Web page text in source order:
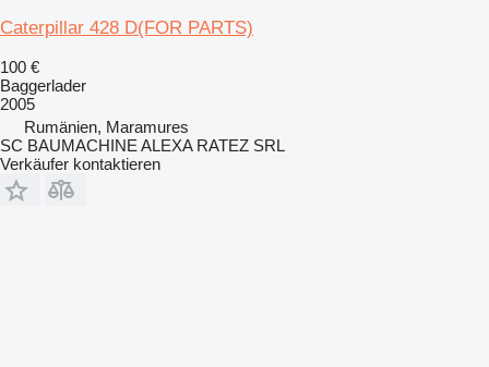
Caterpillar 428 D(FOR PARTS)
100 €
Baggerlader
2005
Rumänien, Maramures
SC BAUMACHINE ALEXA RATEZ SRL
Verkäufer kontaktieren